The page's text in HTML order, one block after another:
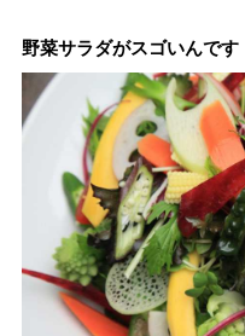
JIMOTO
PROGRAM」が青
森・群馬・沖縄で始
動。6種類を飲んで実
食レポート
ツトレンド
野菜サラダがスゴいんです